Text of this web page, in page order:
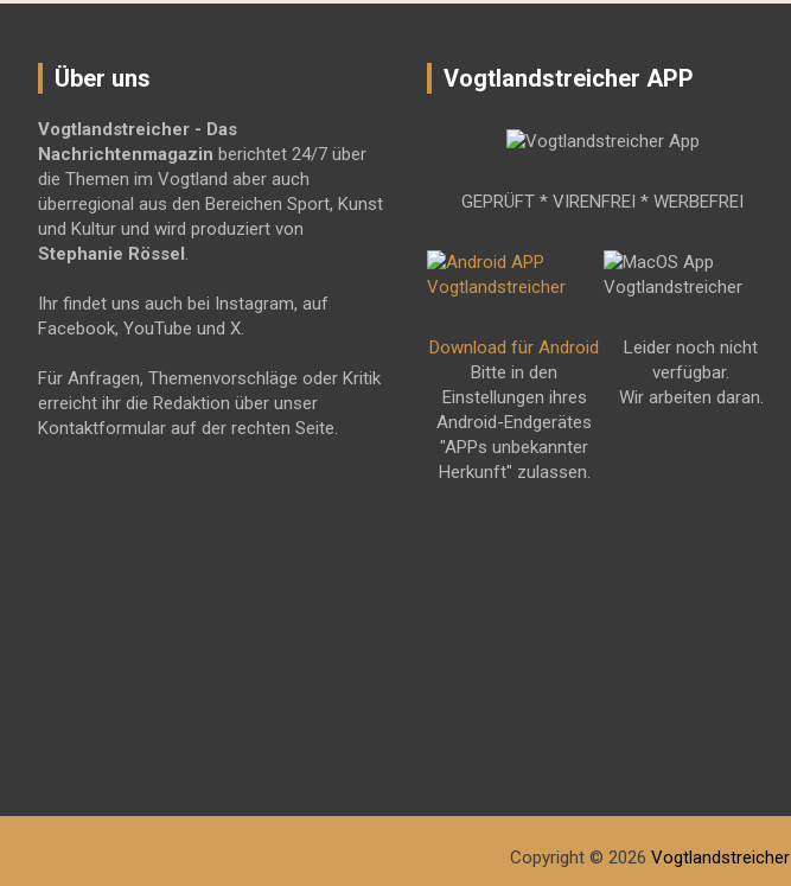
Über uns
Vogtlandstreicher - Das
Nachrichtenmagazin berichtet 24/7 über
die Themen im Vogtland aber auch
überregional aus den Bereichen Sport, Kunst
und Kultur und wird produziert von
Stephanie Rössel.
Ihr findet uns auch bei Instagram, auf
Facebook, YouTube und X.
Für Anfragen, Themenvorschläge oder Kritik
erreicht ihr die Redaktion über unser
Kontaktformular auf der rechten Seite.
Vogtlandstreicher APP
GEPRÜFT * VIRENFREI * WERBEFREI
Download für Android
Bitte in den
Einstellungen ihres
Android-Endgerätes
"APPs unbekannter
Herkunft" zulassen.
Leider noch nicht
verfügbar.
Wir arbeiten daran.
Copyright © 2026 Vogtlandstreicher